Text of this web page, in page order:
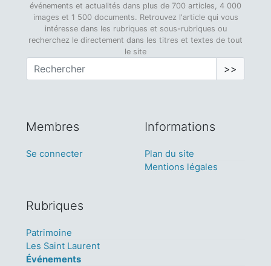
événements et actualités dans plus de 700 articles, 4 000
images et 1 500 documents. Retrouvez l'article qui vous
intéresse dans les rubriques et sous-rubriques ou
recherchez le directement dans les titres et textes de tout
le site
>>
Membres
Se connecter
Informations
Plan du site
Mentions légales
Rubriques
Patrimoine
Les Saint Laurent
Événements